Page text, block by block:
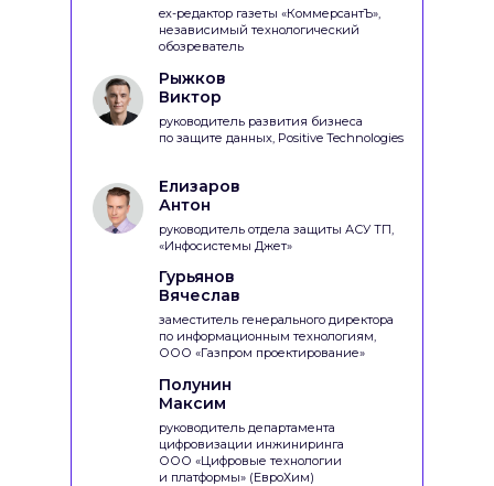
ex-редактор газеты «КоммерсантЪ»,
независимый технологический
обозреватель
Рыжков
Виктор
руководитель развития бизнеса
по защите данных, Positive Technologies
Елизаров
Антон
руководитель отдела защиты АСУ ТП,
«Инфосистемы Джет»
Гурьянов
Вячеслав
заместитель генерального директора
по информационным технологиям,
ООО «Газпром проектирование»
Полунин
Максим
руководитель департамента
цифровизации инжиниринга
ООО «Цифровые технологии
и платформы» (ЕвроХим)